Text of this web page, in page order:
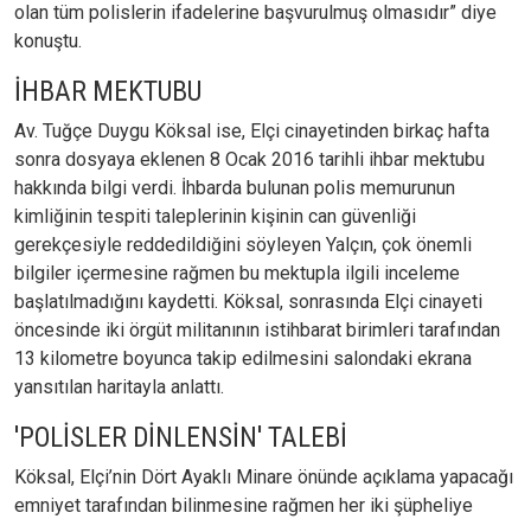
olan tüm polislerin ifadelerine başvurulmuş olmasıdır” diye
konuştu.
İHBAR MEKTUBU
Av. Tuğçe Duygu Köksal ise, Elçi cinayetinden birkaç hafta
sonra dosyaya eklenen 8 Ocak 2016 tarihli ihbar mektubu
hakkında bilgi verdi. İhbarda bulunan polis memurunun
kimliğinin tespiti taleplerinin kişinin can güvenliği
gerekçesiyle reddedildiğini söyleyen Yalçın, çok önemli
bilgiler içermesine rağmen bu mektupla ilgili inceleme
başlatılmadığını kaydetti. Köksal, sonrasında Elçi cinayeti
öncesinde iki örgüt militanının istihbarat birimleri tarafından
13 kilometre boyunca takip edilmesini salondaki ekrana
yansıtılan haritayla anlattı.
'POLİSLER DİNLENSİN' TALEBİ
Köksal, Elçi’nin Dört Ayaklı Minare önünde açıklama yapacağı
emniyet tarafından bilinmesine rağmen her iki şüpheliye